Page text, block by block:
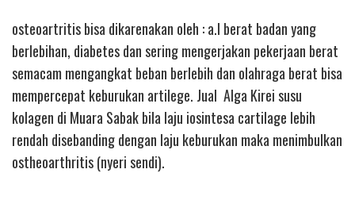
osteoartritis bisa dikarenakan oleh : a.l berat badan yang
berlebihan, diabetes dan sering mengerjakan pekerjaan berat
semacam mengangkat beban berlebih dan olahraga berat bisa
mempercepat keburukan artilege. Jual Alga Kirei susu
kolagen di Muara Sabak bila laju iosintesa cartilage lebih
rendah disebanding dengan laju keburukan maka menimbulkan
ostheoarthritis (nyeri sendi).